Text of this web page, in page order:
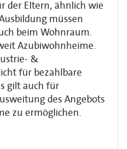
der Eltern, ähnlich wie
müssen
beim Wohnraum.
Azubiwohnheime.
&
für bezahlbare
gilt auch für
des Angebots
zu ermöglichen.